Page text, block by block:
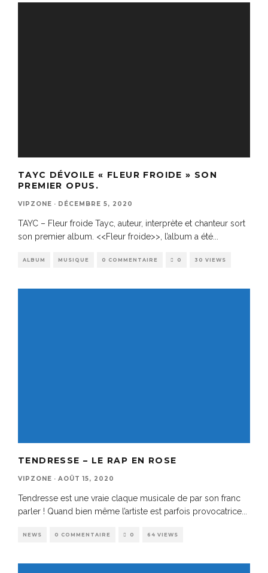
TAYC DÉVOILE « FLEUR FROIDE » SON
PREMIER OPUS.
VIPZONE · DÉCEMBRE 5, 2020
TAYC – Fleur froide Tayc, auteur, interprète et chanteur sort
son premier album. <<Fleur froide>>, l’album a été
ALBUM MUSIQUE 0 COMMENTAIRE 0 30 VIEWS
TENDRESSE – LE RAP EN ROSE
VIPZONE · AOÛT 15, 2020
Tendresse est une vraie claque musicale de par son franc
parler ! Quand bien même l’artiste est parfois provocatrice...
NEWS 0 COMMENTAIRE 0 64 VIEWS